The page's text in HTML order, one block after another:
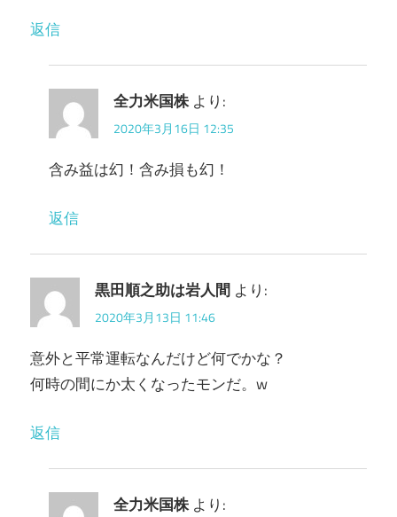
返信
全力米国株 より:
2020年3月16日 12:35
含み益は幻！含み損も幻！
返信
黒田順之助は岩人間 より:
2020年3月13日 11:46
意外と平常運転なんだけど何でかな？
何時の間にか太くなったモンだ。w
返信
全力米国株 より: